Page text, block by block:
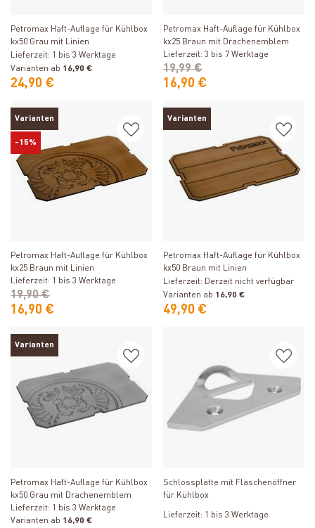
Petromax Haft-Auflage für Kühlbox
kx50 Grau mit Linien
Lieferzeit: 1 bis 3 Werktage
Varianten ab 16,90 €
24,90 €
Petromax Haft-Auflage für Kühlbox
kx25 Braun mit Drachenemblem
Lieferzeit: 3 bis 7 Werktage
16,90 €
19,99 €
Varianten
-15%
Petromax Haft-Auflage für Kühlbox
kx25 Braun mit Linien
Lieferzeit: 1 bis 3 Werktage
16,90 €
19,90 €
Varianten
Petromax Haft-Auflage für Kühlbox
kx50 Braun mit Linien
Lieferzeit: Derzeit nicht verfügbar
Varianten ab 16,90 €
49,90 €
Varianten
Petromax Haft-Auflage für Kühlbox
kx50 Grau mit Drachenemblem
Lieferzeit: 1 bis 3 Werktage
Varianten ab 16,90 €
Schlossplatte mit Flaschenöffner
für Kühlbox
Lieferzeit: 1 bis 3 Werktage